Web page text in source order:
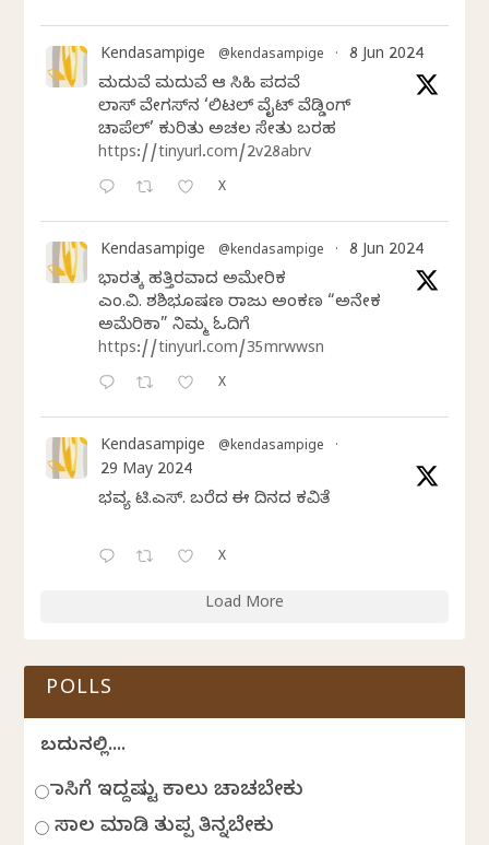
Kendasampige @kendasampige · 8 Jun 2024
ಮದುವೆ ಮದುವೆ ಆ ಸಿಹಿ ಪದವೆ
ಲಾಸ್‌ ವೇಗಸ್‌ನ ‘ಲಿಟಲ್ ವೈಟ್ ವೆಡ್ಡಿಂಗ್
ಚಾಪೆಲ್’ ಕುರಿತು ಅಚಲ ಸೇತು ಬರಹ
https://tinyurl.com/2v28abrv
X
Kendasampige @kendasampige · 8 Jun 2024
ಭಾರತಕ್ಕೆ ಹತ್ತಿರವಾದ ಅಮೇರಿಕ
ಎಂ.ವಿ. ಶಶಿಭೂಷಣ ರಾಜು ಅಂಕಣ “ಅನೇಕ
ಅಮೆರಿಕಾ” ನಿಮ್ಮ ಓದಿಗೆ
https://tinyurl.com/35mrwwsn
X
Kendasampige @kendasampige ·
29 May 2024
ಭವ್ಯ ಟಿ.ಎಸ್. ಬರೆದ ಈ ದಿನದ ಕವಿತೆ
X
Load More
POLLS
ಬದುಕಿನಲ್ಲಿ....
ಹಾಸಿಗೆ ಇದ್ದಷ್ಟು ಕಾಲು ಚಾಚಬೇಕು
ಸಾಲ ಮಾಡಿ ತುಪ್ಪ ತಿನ್ನಬೇಕು